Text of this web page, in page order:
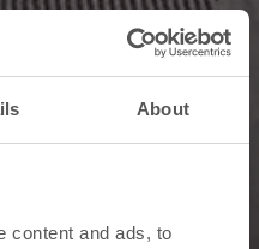
About
content and ads, to